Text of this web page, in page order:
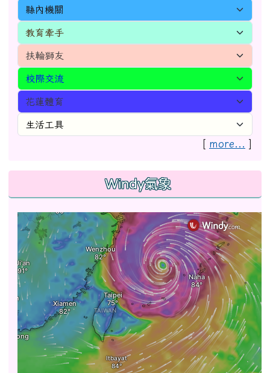
[ more... ]
Windy氣象